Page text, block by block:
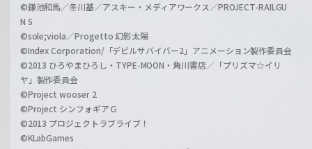
©鎌池和馬／冬川基／アスキー・メディアワークス／PROJECT-RAILGU
N S
©sole;viola／Progetto 幻影太陽
©Index Corporation/「デビルサバイバー2」アニメーション製作委員会
©2013 ひろやまひろし・TYPE-MOON・角川書店／「プリズマ☆イリ
ヤ」製作委員会
©Project wooser 2
©Project シンフォギアＧ
©2013 プロジェクトラブライブ！
©KLabGames